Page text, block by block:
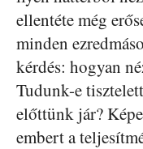
ellentéte még
minden
kérdés: hogyan
Tudunk-e
előttünk jár?
embert a